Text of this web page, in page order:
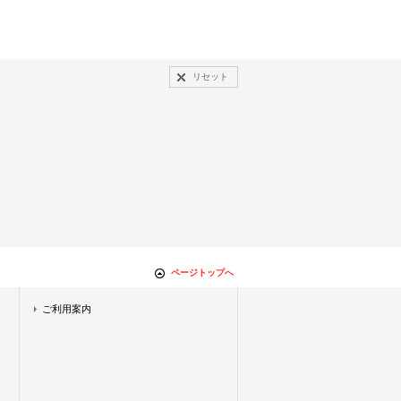
リセット
ページトップへ
ご利用案内